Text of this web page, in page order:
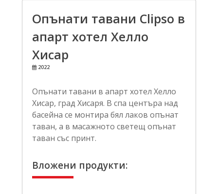
Опънати тавани Clipso в
апарт хотел Хелло
Хисар
2022
Опънати тавани в апарт хотел Хелло
Хисар, град Хисаря. В спа центъра над
басейна се монтира бял лаков опънат
таван, а в масажното светещ опънат
таван със принт.
Вложени продукти: